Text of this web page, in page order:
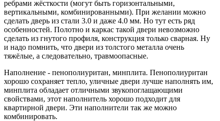
ребрами жёсткости (могут быть горизонтальными,
вертикальными, комбинированными). При желании можно
сделать дверь из стали 3.0 и даже 4.0 мм. Но тут есть ряд
особенностей. Полотно и каркас такой двери невозможно
сделать из гнутого профиля, конструкция только сварная. Ну
и надо помнить, что двери из толстого металла очень
тяжёлые, а следовательно, травмоопасные.
Наполнение - пенополиуритан, минплита. Пенополиуритан
хорошо сохраняет тепло, уличные двери лучше наполнять им,
минплита обладает отличными звукопоглащающими
свойствами, этот наполнитель хорошо подходит для
квартирной двери. Эти наполнители так же можно
комбинировать.